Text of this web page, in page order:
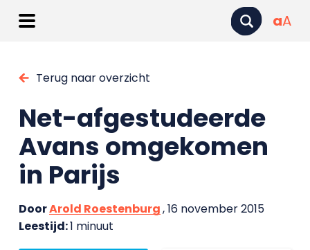
aA
Terug naar overzicht
Net-afgestudeerde
Avans omgekomen
in Parijs
DoorArold Roestenburg, 16 november 2015
Leestijd:1 minuut